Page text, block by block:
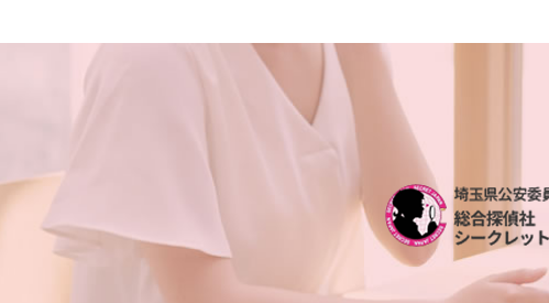
line 浮気調査 電話
不倫調査 探偵 空振り
不倫調査 不倫して なかった
浮気調査 訴えられる
浮気調査 自分で
浮気調査 探偵 空振り
浮気調査 自分で尾行
人探し データ調査
人探し どうやって
生き別れ 会いたい
探偵 人探し どこまで
家出調査 探偵
人探し 調査
家出調査 必要な情報
探偵 人探し どうやって
行方不明調査 探偵